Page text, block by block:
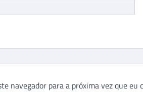
navegador para a próxima vez que eu